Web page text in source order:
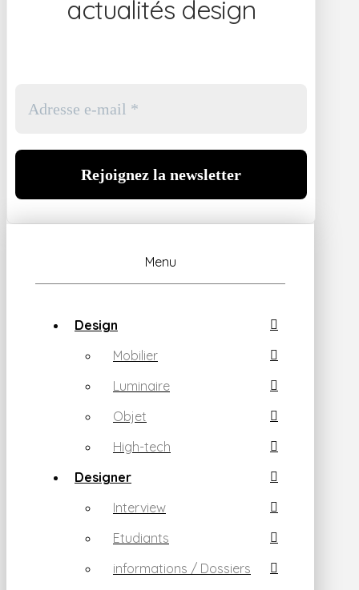
actualités design
Menu
Design
Mobilier
Luminaire
Objet
High-tech
Designer
Interview
Etudiants
informations / Dossiers